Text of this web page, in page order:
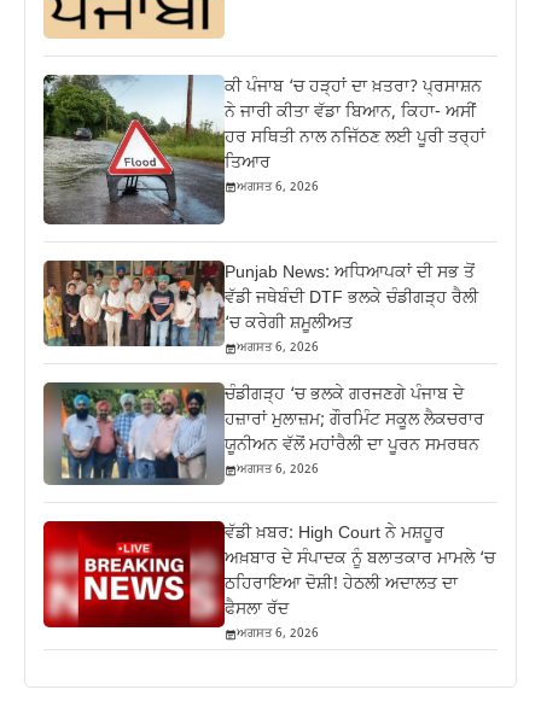
ਕੀ ਪੰਜਾਬ ‘ਚ ਹੜ੍ਹਾਂ ਦਾ ਖ਼ਤਰਾ? ਪ੍ਰਸਾਸ਼ਨ
ਨੇ ਜਾਰੀ ਕੀਤਾ ਵੱਡਾ ਬਿਆਨ, ਕਿਹਾ- ਅਸੀਂ
ਹਰ ਸਥਿਤੀ ਨਾਲ ਨਜਿੱਠਣ ਲਈ ਪੂਰੀ ਤਰ੍ਹਾਂ
ਤਿਆਰ
ਅਗਸਤ 6, 2026
Punjab News: ਅਧਿਆਪਕਾਂ ਦੀ ਸਭ ਤੋਂ
ਵੱਡੀ ਜਥੇਬੰਦੀ DTF ਭਲਕੇ ਚੰਡੀਗੜ੍ਹ ਰੈਲੀ
‘ਚ ਕਰੇਗੀ ਸ਼ਮੂਲੀਅਤ
ਅਗਸਤ 6, 2026
ਚੰਡੀਗੜ੍ਹ ‘ਚ ਭਲਕੇ ਗਰਜਣਗੇ ਪੰਜਾਬ ਦੇ
ਹਜ਼ਾਰਾਂ ਮੁਲਾਜ਼ਮ; ਗੌਰਮਿੰਟ ਸਕੂਲ ਲੈਕਚਰਾਰ
ਯੂਨੀਅਨ ਵੱਲੋਂ ਮਹਾਂਰੈਲੀ ਦਾ ਪੂਰਨ ਸਮਰਥਨ
ਅਗਸਤ 6, 2026
ਵੱਡੀ ਖ਼ਬਰ: High Court ਨੇ ਮਸ਼ਹੂਰ
ਅਖ਼ਬਾਰ ਦੇ ਸੰਪਾਦਕ ਨੂੰ ਬਲਾਤਕਾਰ ਮਾਮਲੇ ‘ਚ
ਠਹਿਰਾਇਆ ਦੋਸ਼ੀ! ਹੇਠਲੀ ਅਦਾਲਤ ਦਾ
ਫੈਸਲਾ ਰੱਦ
ਅਗਸਤ 6, 2026